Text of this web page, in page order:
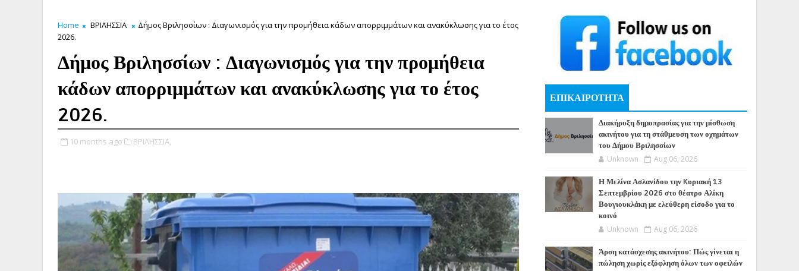
Home ΒΡΙΛΗΣΣΙΑ
Δήμος Βριλησσίων : Διαγωνισμός για την προμήθεια κάδων απορριμμάτων και ανακύκλωσης για το έτος
2026.
Δήμος Βριλησσίων : Διαγωνισμός για την προμήθεια
κάδων απορριμμάτων και ανακύκλωσης για το έτος
2026.
10 months ago ΒΡΙΛΗΣΣΙΑ,
ΕΠΙΚΑΙΡΟΤΗΤΑ
Διακήρυξη δημοπρασίας για την μίσθωση
ακινήτου για τη στάθμευση των οχημάτων
του Δήμου Βριλησσίων
Unknown Aug 06, 2026
Η Μελίνα Ασλανίδου την Kυριακή 13
Σεπτεμβρίου 2026 στο θέατρο Αλίκη
Βουγιουκλάκη με ελεύθερη είσοδο για το
κοινό
Unknown Aug 06, 2026
Άρση κατάσχεσης ακινήτου: Πώς γίνεται η
πώληση χωρίς εξόφληση όλων των οφειλών